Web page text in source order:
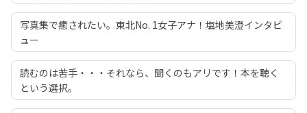
写真集で癒されたい。東北No. 1女子アナ！塩地美澄インタビ
ュー
読むのは苦手・・・それなら、聞くのもアリです！本を聴く
という選択。